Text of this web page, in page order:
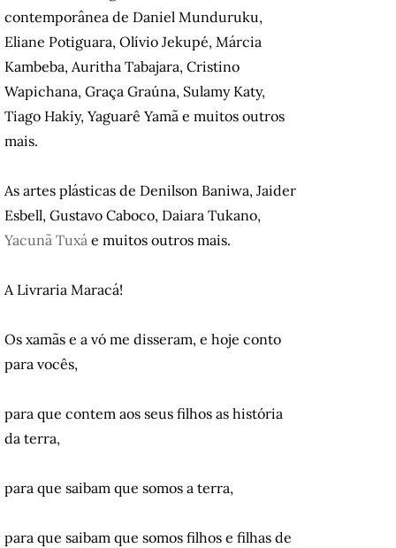
contemporânea de Daniel Munduruku,
Eliane Potiguara, Olívio Jekupé, Márcia
Kambeba, Auritha Tabajara, Cristino
Wapichana, Graça Graúna, Sulamy Katy,
Tiago Hakiy, Yaguarê Yamã e muitos outros
mais.
As artes plásticas de Denilson Baniwa, Jaider
Esbell, Gustavo Caboco, Daiara Tukano,
Yacunã Tuxá e muitos outros mais.
A Livraria Maracá!
Os xamãs e a vó me disseram, e hoje conto
para vocês,
para que contem aos seus filhos as história
da terra,
para que saibam que somos a terra,
para que saibam que somos filhos e filhas de